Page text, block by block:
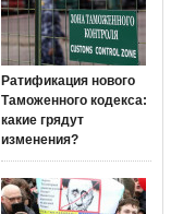
Ратификация нового
Таможенного кодекса:
какие грядут
изменения?